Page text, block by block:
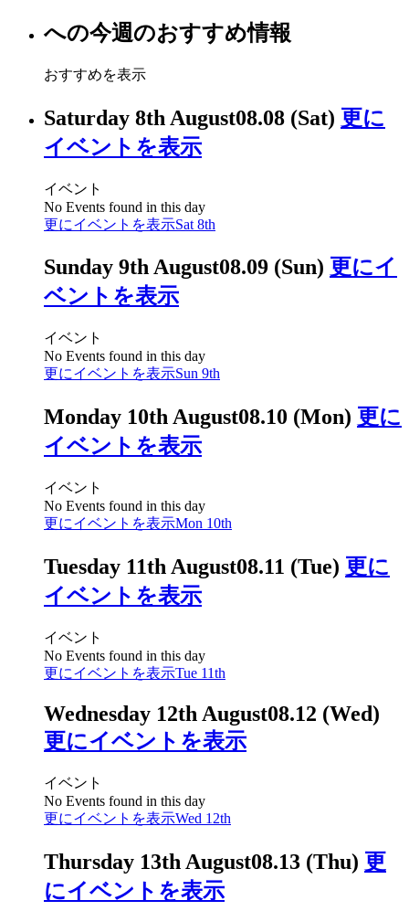
への今週のおすすめ情報
おすすめを表示
Saturday 8th August08.08 (Sat) 更に
イベントを表示
イベント
No Events found in this day
更にイベントを表示Sat 8th
Sunday 9th August08.09 (Sun) 更にイ
ベントを表示
イベント
No Events found in this day
更にイベントを表示Sun 9th
Monday 10th August08.10 (Mon) 更に
イベントを表示
イベント
No Events found in this day
更にイベントを表示Mon 10th
Tuesday 11th August08.11 (Tue) 更に
イベントを表示
イベント
No Events found in this day
更にイベントを表示Tue 11th
Wednesday 12th August08.12 (Wed)
更にイベントを表示
イベント
No Events found in this day
更にイベントを表示Wed 12th
Thursday 13th August08.13 (Thu) 更
にイベントを表示